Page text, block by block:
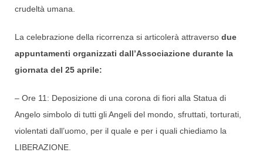
crudeltà umana.
La celebrazione della ricorrenza si articolerà attraverso due
appuntamenti organizzati dall’Associazione durante la
giornata del 25 aprile:
– Ore 11: Deposizione di una corona di fiori alla Statua di
Angelo simbolo di tutti gli Angeli del mondo, sfruttati, torturati,
violentati dall’uomo, per il quale e per i quali chiediamo la
LIBERAZIONE.